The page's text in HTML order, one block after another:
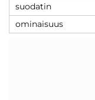
suodatin
ominaisuus